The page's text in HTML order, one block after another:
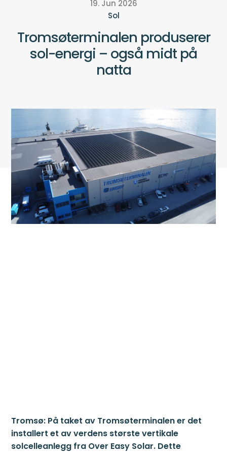
19. Jun 2026
Sol
Tromsøterminalen produserer
sol-energi – også midt på
natta
Tromsø: På taket av Tromsøterminalen er det
installert et av verdens største vertikale
solcelleanlegg fra Over Easy Solar. Dette